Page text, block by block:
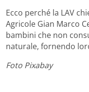
Ecco perché la LAV
Agricole Gian Marco
bambini che non
naturale, fornendo
Foto Pixabay